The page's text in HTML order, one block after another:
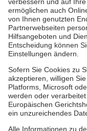
des